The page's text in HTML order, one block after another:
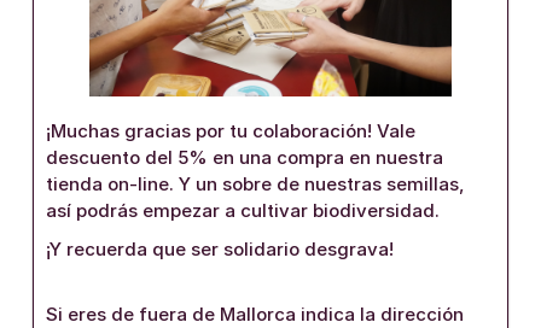
¡Muchas gracias por tu colaboración! Vale
descuento del 5% en una compra en nuestra
tienda on-line. Y un sobre de nuestras semillas,
así podrás empezar a cultivar biodiversidad.
¡Y recuerda que ser solidario desgrava!
Si eres de fuera de Mallorca indica la dirección